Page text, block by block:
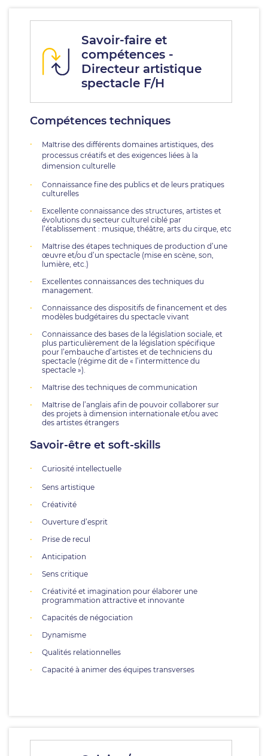
Savoir-faire et
compétences -
Directeur artistique
spectacle F/H
Compétences techniques
Maîtrise des différents domaines artistiques, des
processus créatifs et des exigences liées à la
dimension culturelle
Connaissance fine des publics et de leurs pratiques
culturelles
Excellente connaissance des structures, artistes et
évolutions du secteur culturel ciblé par
l’établissement : musique, théâtre, arts du cirque, etc
Maîtrise des étapes techniques de production d’une
œuvre et/ou d’un spectacle (mise en scène, son,
lumière, etc.)
Excellentes connaissances des techniques du
management.
Connaissance des dispositifs de financement et des
modèles budgétaires du spectacle vivant
Connaissance des bases de la législation sociale, et
plus particulièrement de la législation spécifique
pour l’embauche d’artistes et de techniciens du
spectacle (régime dit de « l’intermittence du
spectacle »).
Maîtrise des techniques de communication
Maîtrise de l’anglais afin de pouvoir collaborer sur
des projets à dimension internationale et/ou avec
des artistes étrangers
Savoir-être et soft-skills
Curiosité intellectuelle
Sens artistique
Créativité
Ouverture d’esprit
Prise de recul
Anticipation
Sens critique
Créativité et imagination pour élaborer une
programmation attractive et innovante
Capacités de négociation
Dynamisme
Qualités relationnelles
Capacité à animer des équipes transverses